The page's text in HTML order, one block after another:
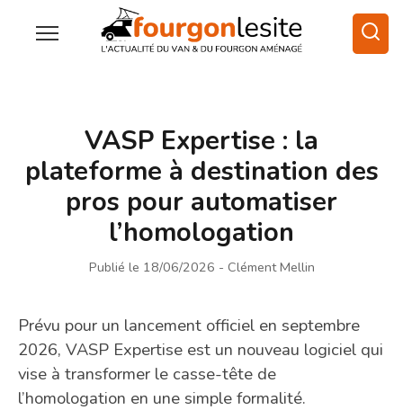
VASP Expertise : la
plateforme à destination des
pros pour automatiser
l’homologation
Publié le 18/06/2026 - Clément Mellin
Prévu pour un lancement officiel en septembre
2026, VASP Expertise est un nouveau logiciel qui
vise à transformer le casse-tête de
l’homologation en une simple formalité.